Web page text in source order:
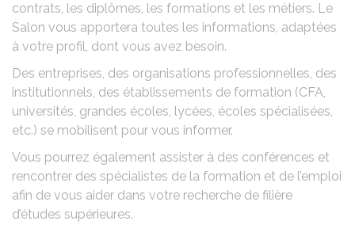
contrats, les diplômes, les formations et les métiers. Le
Salon vous apportera toutes les informations, adaptées
à votre profil, dont vous avez besoin.
Des entreprises, des organisations professionnelles, des
institutionnels, des établissements de formation (CFA,
universités, grandes écoles, lycées, écoles spécialisées,
etc.) se mobilisent pour vous informer.
Vous pourrez également assister à des conférences et
rencontrer des spécialistes de la formation et de l’emploi
afin de vous aider dans votre recherche de filière
d’études supérieures.